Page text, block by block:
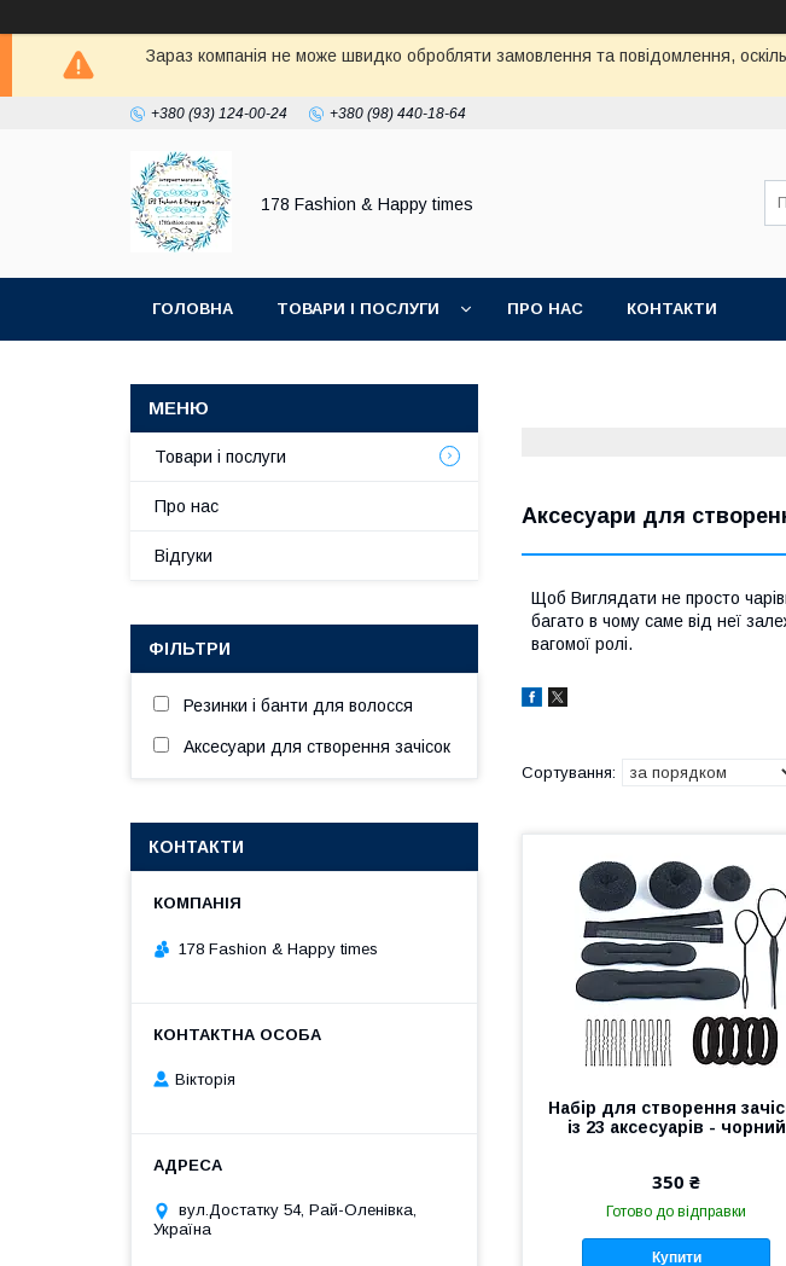
Зараз компанія не може швидко обробляти замовлення та повідомлення,
+380 (93) 124-00-24 +380 (98) 440-18-64
178 Fashion & Happy times
ГОЛОВНА ТОВАРИ І ПОСЛУГИ ПРО НАС КОНТАКТИ
Аксесуари для
Щоб Виглядати не просто
багато в чому саме від неї
вагомої ролі.
Набір для створення
із 23 аксесуарів - чорний
350 ₴
Готово до відправки
Купити
Товари і послуги
Про нас
Відгуки
ФІЛЬТРИ
Резинки і банти для волосся
Аксесуари для створення зачісок
КОНТАКТИ
178 Fashion & Happy times
Вікторія
вул.Достатку 54, Рай-Оленівка,
Україна